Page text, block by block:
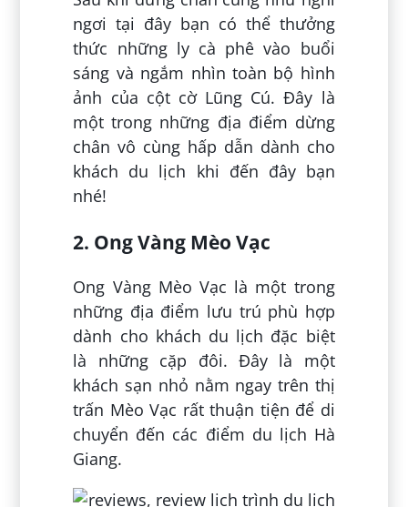
ngơi tại đây bạn có thể thưởng
thức những ly cà phê vào buổi
sáng và ngắm nhìn toàn bộ hình
ảnh của cột cờ Lũng Cú. Đây là
một trong những địa điểm dừng
chân vô cùng hấp dẫn dành cho
khách du lịch khi đến đây bạn
nhé!
2. Ong Vàng Mèo Vạc
Ong Vàng Mèo Vạc là một trong
những địa điểm lưu trú phù hợp
dành cho khách du lịch đặc biệt
là những cặp đôi. Đây là một
khách sạn nhỏ nằm ngay trên thị
trấn Mèo Vạc rất thuận tiện để di
chuyển đến các điểm du lịch Hà
Giang.